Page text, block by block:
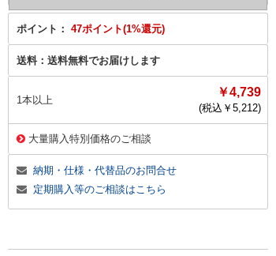
ポイント： 47ポイント(1%還元)
送料： 送料無料でお届けします
1本以上
￥4,739
(税込￥ 5,212)
大量購入特別価格のご相談
納期・仕様・代替品のお問合せ
定期購入等のご相談はこちら